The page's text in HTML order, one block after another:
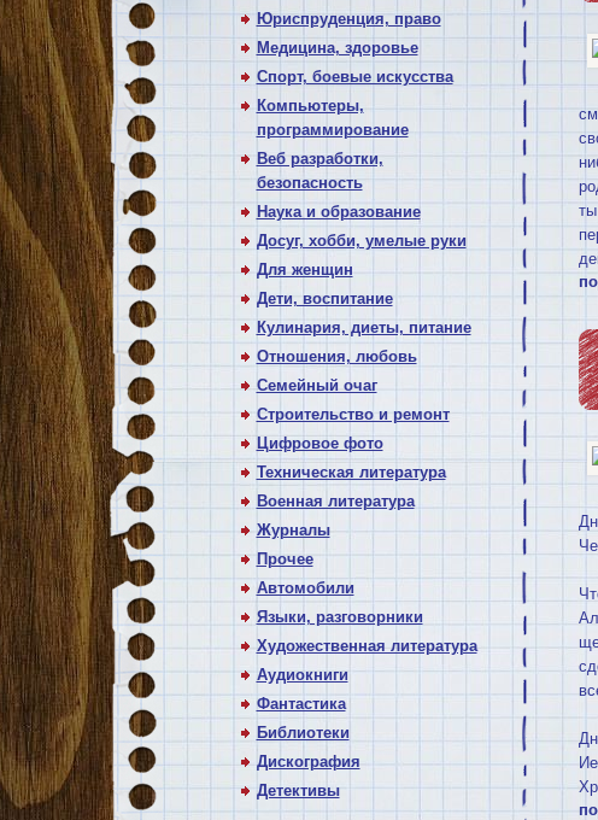
Юриспруденция, право
Медицина, здоровье
Спорт, боевые искусства
Компьютеры,
программирование
Веб разработки,
безопасность
Наука и образование
Досуг, хобби, умелые руки
Для женщин
Дети, воспитание
Кулинария, диеты, питание
Отношения, любовь
Семейный очаг
Строительство и ремонт
Цифровое фото
Техническая литература
Военная литература
Журналы
Прочее
Автомобили
Языки, разговорники
Художественная литература
Аудиокниги
Фантастика
Библиотеки
Дискография
Детективы